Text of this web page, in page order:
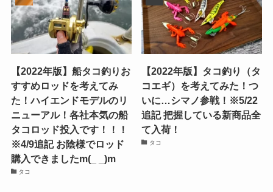
【2022年版】船タコ釣りお
すすめロッドを考えてみ
た！ハイエンドモデルのリ
ニューアル！各社本気の船
タコロッド投入です！！！
※4/9追記 お陰様でロッド
購入できましたm(_ _)m
タコ
【2022年版】タコ釣り（タ
コエギ）を考えてみた！つ
いに…シマノ参戦！※5/22
追記 把握している新商品全
て入荷！
タコ